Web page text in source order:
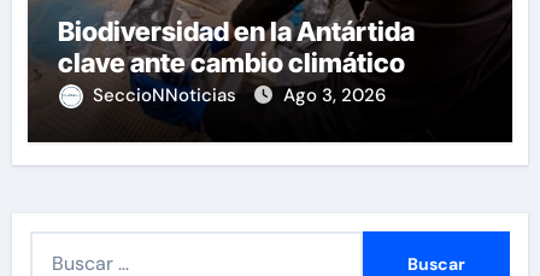
Biodiversidad en la Antártida
clave ante cambio climático
SeccioNNoticias Ago 3, 2026